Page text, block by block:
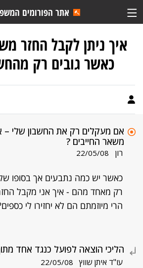
אתר הפורומים
איך ניתן לקבל החזר
כאשר גובים רק
אם מעקלים רק את החשבון שלי –
משאר החייבים ?
רון 22/05/08
כאשר יש כמה נתבעים אך בסופו
רק מאחד מהם - איך אני מקבל
הרי מיוזמתם הם לא יחזירו לי
הליכי הוצאה לפועל כנגד אחד
עו"ד איתן שווץ 22/05/08